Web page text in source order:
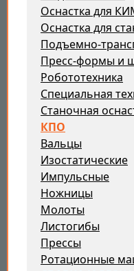
Оснастка для
Оснастка для
Подъемно-
Пресс-формы и
Робототехника
Специальная
Станочная
КПО
Вальцы
Изостатические
Импульсные
Ножницы
Молоты
Листогибы
Прессы
Ротационные